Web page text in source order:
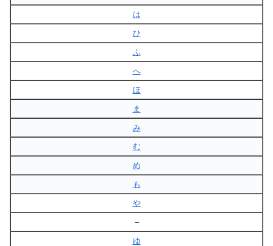
は
ひ
ふ
へ
ほ
ま
み
む
め
も
や
–
ゆ